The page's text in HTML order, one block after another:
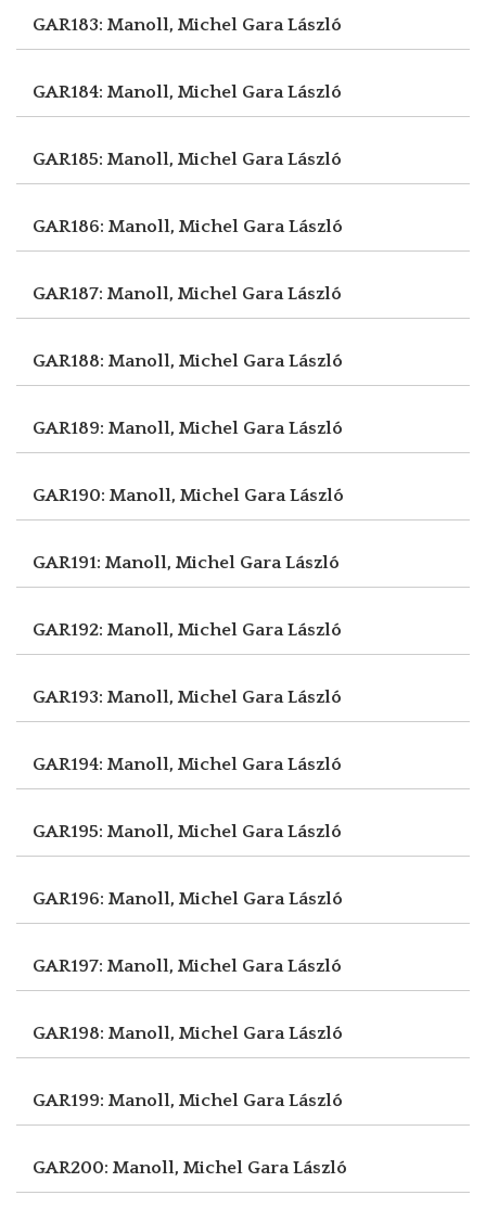
GAR183: Manoll, Michel Gara László
GAR184: Manoll, Michel Gara László
GAR185: Manoll, Michel Gara László
GAR186: Manoll, Michel Gara László
GAR187: Manoll, Michel Gara László
GAR188: Manoll, Michel Gara László
GAR189: Manoll, Michel Gara László
GAR190: Manoll, Michel Gara László
GAR191: Manoll, Michel Gara László
GAR192: Manoll, Michel Gara László
GAR193: Manoll, Michel Gara László
GAR194: Manoll, Michel Gara László
GAR195: Manoll, Michel Gara László
GAR196: Manoll, Michel Gara László
GAR197: Manoll, Michel Gara László
GAR198: Manoll, Michel Gara László
GAR199: Manoll, Michel Gara László
GAR200: Manoll, Michel Gara László